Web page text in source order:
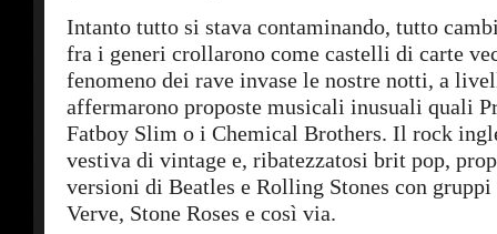
Intanto tutto si stava contaminando, tutto
fra i generi crollarono come castelli di carte
fenomeno dei rave invase le nostre notti, a
affermarono proposte musicali inusuali quali
Fatboy Slim o i Chemical Brothers. Il rock
vestiva di vintage e, ribatezzatosi brit pop,
versioni di Beatles e Rolling Stones con
Verve, Stone Roses e così via.